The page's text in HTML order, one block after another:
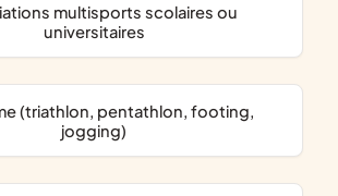
universitaires
jogging)